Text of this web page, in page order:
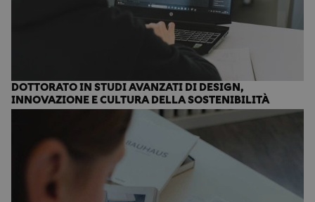
DOTTORATO IN STUDI AVANZATI DI DESIGN,
INNOVAZIONE E CULTURA DELLA SOSTENIBILITÀ